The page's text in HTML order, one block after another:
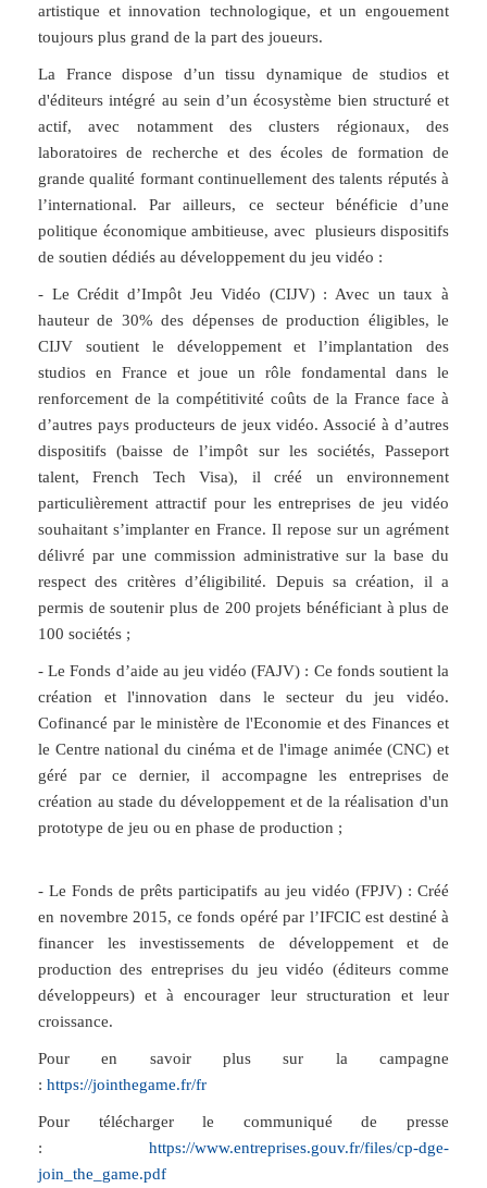
artistique et innovation technologique, et un engouement
toujours plus grand de la part des joueurs.
La France dispose d’un tissu dynamique de studios et
d'éditeurs intégré au sein d’un écosystème bien structuré et
actif, avec notamment des clusters régionaux, des
laboratoires de recherche et des écoles de formation de
grande qualité formant continuellement des talents réputés à
l’international. Par ailleurs, ce secteur bénéficie d’une
politique économique ambitieuse, avec plusieurs dispositifs
de soutien dédiés au développement du jeu vidéo :
- Le Crédit d’Impôt Jeu Vidéo (CIJV): Avec un taux à
hauteur de 30% des dépenses de production éligibles, le
CIJV soutient le développement et l’implantation des
studios en France et joue un rôle fondamental dans le
renforcement de la compétitivité coûts de la France face à
d’autres pays producteurs de jeux vidéo. Associé à d’autres
dispositifs (baisse de l’impôt sur les sociétés, Passeport
talent, French Tech Visa), il créé un environnement
particulièrement attractif pour les entreprises de jeu vidéo
souhaitant s’implanter en France. Il repose sur un agrément
délivré par une commission administrative sur la base du
respect des critères d’éligibilité. Depuis sa création, il a
permis de soutenir plus de 200 projets bénéficiant à plus de
100 sociétés ;
-Le Fonds d’aide au jeu vidéo (FAJV) : Ce fonds soutient la
création et l'innovation dans le secteur du jeu vidéo.
Cofinancé par le ministère de l'Economie et des Finances et
le Centre national du cinéma et de l'image animée (CNC) et
géré par ce dernier, il accompagne les entreprises de
création au stade du développement et de la réalisation d'un
prototype de jeu ou en phase de production ;
-Le Fonds de prêts participatifs au jeu vidéo (FPJV): Créé
en novembre 2015, ce fonds opéré par l’IFCIC est destiné à
financer les investissements de développement et de
production des entreprises du jeu vidéo (éditeurs comme
développeurs) et à encourager leur structuration et leur
croissance.
Pour en savoir plus sur la campagne
: https://jointhegame.fr/fr
Pour télécharger le communiqué de presse
: https://www.entreprises.gouv.fr/files/cp-dge-
join_the_game.pdf